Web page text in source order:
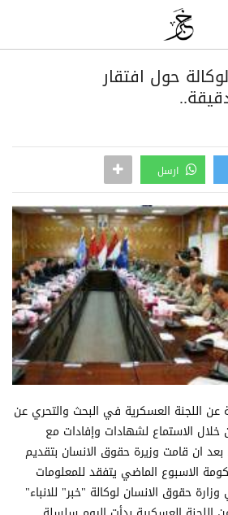
حول افتقار
ارسل
عن اللجنة العسكرية في البحث والتحري عن
خلال الاستماع لشهادات وإفادات مع
ان قامت وزيرة حقوق الانسان بتقديم
الاسبوع الماضي يتفقد للمعلومات
حقوق الانسان لوكالة "خبر" للانباء"